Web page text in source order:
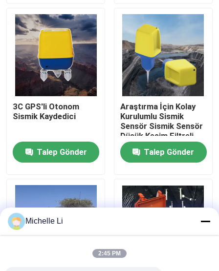
Ürünler
Hakkımızda
Fabrika turu
Kalite kontrol
Bize ulaşın
Jeofizik Arama Aleti
Jeofizik Direnç Ölçer
3C GPS'li Otonom
Sismik Kaydedici
Talep Gönder
Araştırma İçin Kolay
Kurulumlu Sismik
Sensör Sismik Sensör
Düşük Kesim Filtreli
Talep Gönder
Michelle Li
2:45 PM